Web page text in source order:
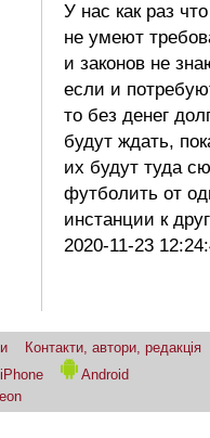
У нас как раз
не умеют
и законов не
если и
то без денег
будут ждать,
их будут туда
футболить от
инстанции к
2020-11-23
Контакти, автори, редакція
iPhone
Android